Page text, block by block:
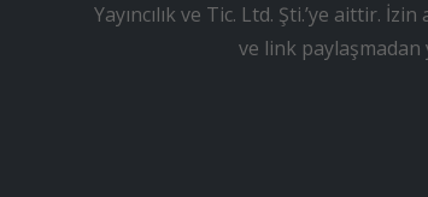
Yayıncılık ve Tic. Ltd. Şti.’ye aittir.
ve link paylaşmadan